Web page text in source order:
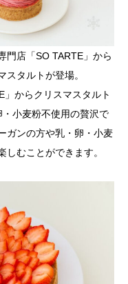
門店「SO TARTE」から
タルトが登場。
からクリスマスタルト
小麦粉不使用の贅沢で
ガンの方や乳・卵・小麦
むことができます。